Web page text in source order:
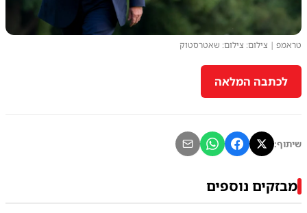
טראמפ | צילום: צילום: שאטרסטוק
לכתבה המלאה
שיתוף:
מבזקים נוספים